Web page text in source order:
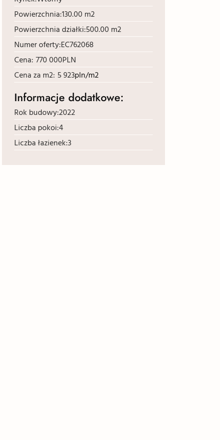
Powierzchnia:130.00 m2
Powierzchnia działki:500.00 m2
Numer oferty:EC762068
Cena: 770 000PLN
Cena za m2: 5 923pln/m2
Informacje dodatkowe:
Rok budowy:2022
Liczba pokoi:4
Liczba łazienek:3